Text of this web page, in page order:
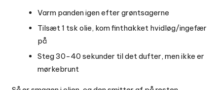
Varm panden igen efter grøntsagerne
Tilsæt 1 tsk olie, kom finthakket hvidløg/ingefær
på
Steg 30-40 sekunder til det dufter, men ikke er
mørkebrunt